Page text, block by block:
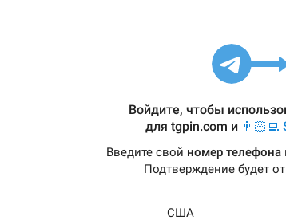
Войдите, чтобы
для tgpin.com и 👨🏻‍💻
Введите свой номер телефона
Подтверждение будет
США